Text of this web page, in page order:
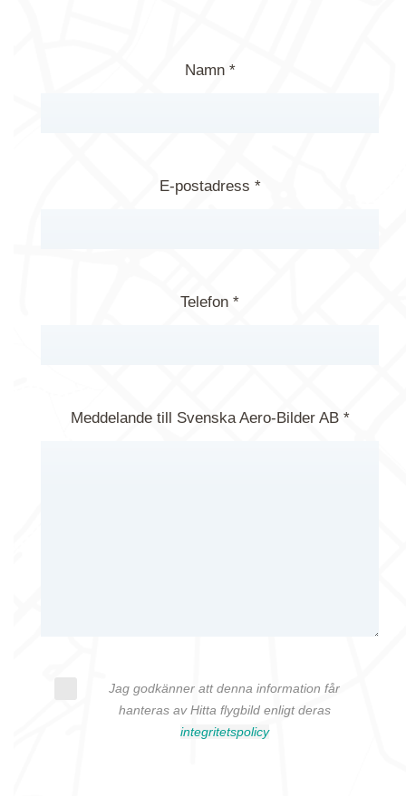
Namn *
E-postadress *
Telefon *
Meddelande till Svenska Aero-Bilder AB *
Jag godkänner att denna information får
hanteras av Hitta flygbild enligt deras
integritetspolicy